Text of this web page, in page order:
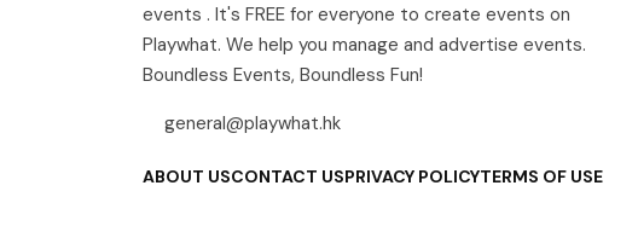
events . It's FREE for everyone to create events on
Playwhat. We help you manage and advertise events.
Boundless Events, Boundless Fun!
general@playwhat.hk
ABOUT USCONTACT USPRIVACY POLICYTERMS OF USE